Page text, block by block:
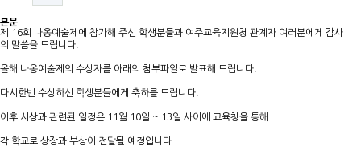
본문
제 16회 나옹예술제에 참가해 주신 학생분들과 여주교육지원청 관계자 여러분에게 감사
의 말씀을 드립니다.
올해 나옹예술제의 수상자를 아래의 첨부파일로 발표해 드립니다.
다시한번 수상하신 학생분들에게 축하를 드립니다.
이후 시상과 관련된 일정은 11월 10일 ~ 13일 사이에 교육청을 통해
각 학교로 상장과 부상이 전달될 예정입니다.